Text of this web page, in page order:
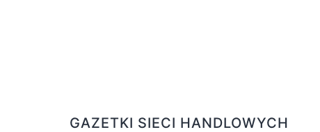
GAZETKI SIECI HANDLOWYCH